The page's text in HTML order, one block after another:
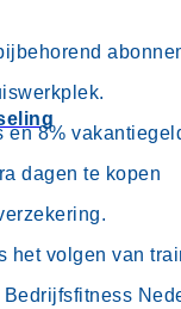
en 8%
dagen te kopen
volgen van